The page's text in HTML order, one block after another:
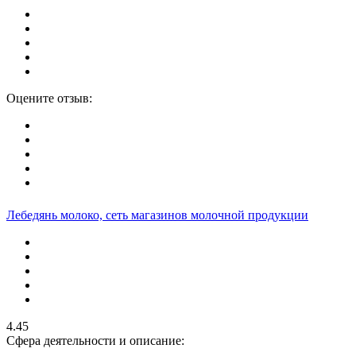
Оцените отзыв:
Лебедянь молоко, сеть магазинов молочной продукции
4.45
Сфера деятельности и описание: